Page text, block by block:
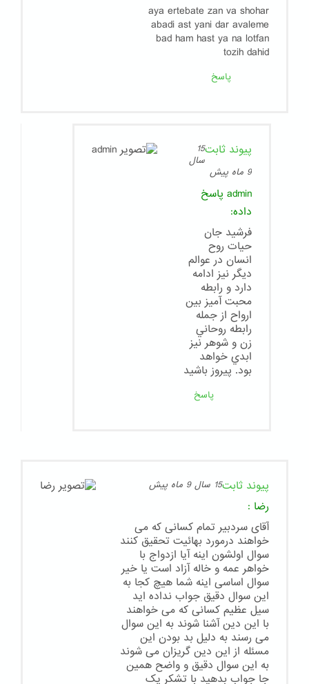
aya ertebate zan va shohar
abadi ast yani dar avaleme
bad ham hast ya na lotfan
tozih dahid
پاسخ
پیوند ثابت15
سال
9 ماه پیش
admin پاسخ
داده:
فرشيد جان
حيات روح
انسان در عوالم
ديگر نيز ادامه
دارد و رابطه
محبت آميز بين
ارواح از جمله
رابطه روحاني
زن و شوهر نيز
ابدي خواهد
بود. پيروز باشيد
پاسخ
پیوند ثابت15 سال 9 ماه پیش
رضا :
آقای سردبیر تمام کسانی که می
خواهند درمورد بهائیت تحقیق کنند
سوال اولشون اینه آیا ازدواج با
خواهر عمه و خاله آزاد است یا خیر
سوال اساسی اینه شما هیچ کجا به
این سوال دقیق جواب نداده اید
سیل عظیم کسانی که می خواهند
با این دین آشنا شوند به این سوال
می رسند به دلیل بد بودن این
مسئله از این دین گریزان می شوند
به این سوال دقیق و واضح همین
جا جواب بدهید با تشکر یک